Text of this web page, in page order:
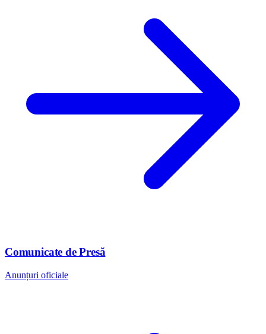
Comunicate de Presă
Anunțuri oficiale